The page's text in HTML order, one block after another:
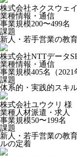
株式会社ネクスウェ
業種情報・通信
事業規模200〜499名
課題
新人・若手営業の教
株式会社NTTデータ
業種情報・通信
事業規模405名（2021
課題
体系的・実践的スキ
株式会社ユウクリ 様
業種人材派遣・求人
事業規模50〜199名
課題
新人・若手営業の教
ルの定着